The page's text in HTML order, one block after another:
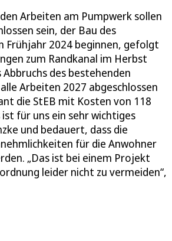
Arbeiten am Pumpwerk sollen
sein, der Bau des
Frühjahr 2024 beginnen, gefolgt
zum Randkanal im Herbst
Abbruchs des bestehenden
Arbeiten 2027 abgeschlossen
die StEB mit Kosten von 118
ist für uns ein sehr wichtiges
und bedauert, dass die
für die Anwohner
„Das ist bei einem Projekt
leider nicht zu vermeiden“,